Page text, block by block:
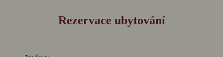
Rezervace ubytování